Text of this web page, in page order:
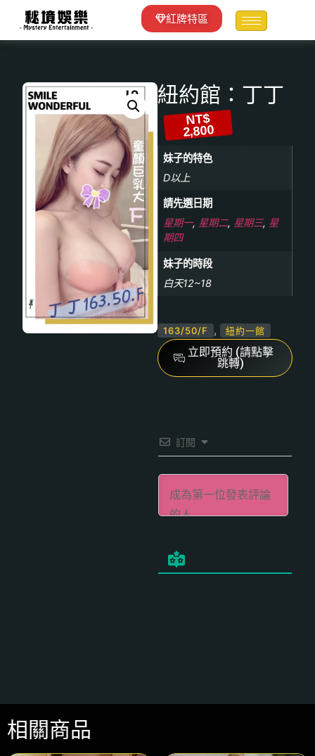
紅牌特區
紐約館：丁丁
NT$
2,800
妹子的特色
D以上
請先選日期
星期一, 星期二, 星期三, 星
期四
妹子的時段
白天12~18
163/50/F , 紐約一館
立即預約 (請點擊
跳轉)
訂閱
相關商品